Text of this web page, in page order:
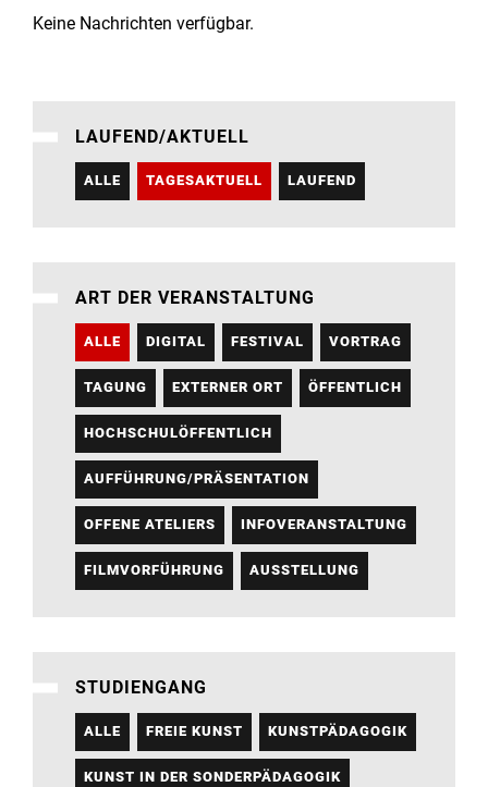
Institute
Infrastruktur
meinstudium
Keine Nachrichten verfügbar.
LAUFEND/AKTUELL
ALLE TAGESAKTUELL LAUFEND
ART DER VERANSTALTUNG
ALLE DIGITAL FESTIVAL VORTRAG
TAGUNG EXTERNER ORT ÖFFENTLICH
HOCHSCHULÖFFENTLICH
AUFFÜHRUNG/PRÄSENTATION
OFFENE ATELIERS INFOVERANSTALTUNG
FILMVORFÜHRUNG AUSSTELLUNG
STUDIENGANG
ALLE FREIE KUNST KUNSTPÄDAGOGIK
KUNST IN DER SONDERPÄDAGOGIK